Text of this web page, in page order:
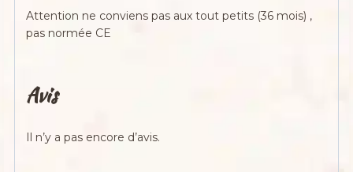
Attention ne conviens pas aux tout petits (36 mois) ,
pas normée CE
Avis
Il n’y a pas encore d’avis.